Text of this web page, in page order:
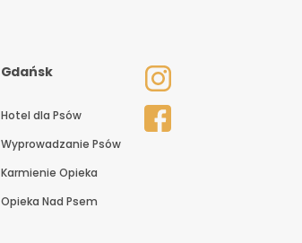
Gdańsk
Hotel dla Psów
Wyprowadzanie Psów
Karmienie Opieka
Opieka Nad Psem